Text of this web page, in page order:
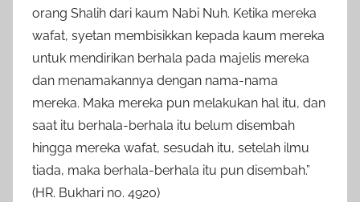
orang Shalih dari kaum Nabi Nuh. Ketika mereka
wafat, syetan membisikkan kepada kaum mereka
untuk mendirikan berhala pada majelis mereka
dan menamakannya dengan nama-nama
mereka. Maka mereka pun melakukan hal itu, dan
saat itu berhala-berhala itu belum disembah
hingga mereka wafat, sesudah itu, setelah ilmu
tiada, maka berhala-berhala itu pun disembah.”
(HR. Bukhari no. 4920)